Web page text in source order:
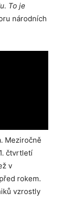
To je
národních
Meziročně
čtvrtletí
v
rokem.
vzrostly